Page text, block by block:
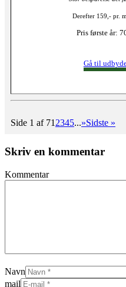
Derefter 159,- pr.
Pris første år:
Gå til
Side 1 af 71 2345...»Sidste »
Skriv en kommentar
Kommentar
Navn
mail